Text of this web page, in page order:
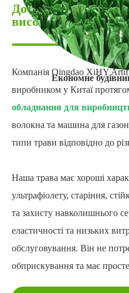
Економне
Досвідчений
високоякісного
Компанія Qingdao XiHY
виробником у Китаї
обладнання для
волокна та машина для
типи трави відповідно до
Наша трава має хороші
ультрафіолету, старіння,
та захисту навколишнього
еластичності та низьких
обслуговування. Він не
обприскування та має